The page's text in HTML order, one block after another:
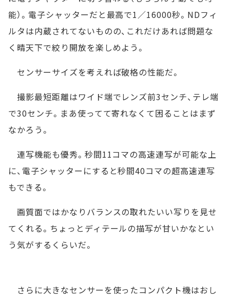
能）。電子シャッターだと最高で1／16000秒。NDフィ
ルタは内蔵されてないものの、これだけあれば問題な
く晴天下で絞り開放を楽しめよう。
センサーサイズを考えれば破格の性能だ。
撮影最短距離はワイド端でレンズ前3センチ、テレ端
で30センチ。まあ使ってて寄れなくて困ることはまず
なかろう。
連写機能も優秀。秒間11コマの高速連写が可能な上
に、電子シャッターにすると秒間40コマの超高速連写
もできる。
画質面ではかなりバランスの取れたいい写りを見せ
てくれる。ちょっとディテールの描写が甘いかなとい
う気がするくらいだ。
さらに大きなセンサーを使ったコンパクト機はおし